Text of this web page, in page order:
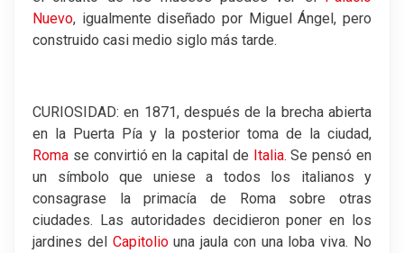
Nuevo, igualmente diseñado por Miguel Ángel, pero
construido casi medio siglo más tarde.
CURIOSIDAD: en 1871, después de la brecha abierta
en la Puerta Pía y la posterior toma de la ciudad,
Roma se convirtió en la capital de Italia. Se pensó en
un símbolo que uniese a todos los italianos y
consagrase la primacía de Roma sobre otras
ciudades. Las autoridades decidieron poner en los
jardines del Capitoliouna jaula con una loba viva. No